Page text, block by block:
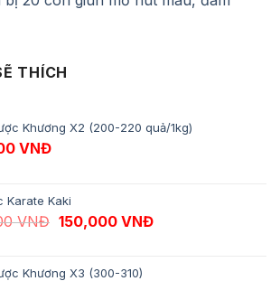
THÍCH
Khương X2 (200-220 quả/1kg)
VNĐ
Karate Kaki
VNĐ Giá gốc là: 170,000 VNĐ.
150,000 VNĐGiá hiện tại là:
Khương X3 (300-310)